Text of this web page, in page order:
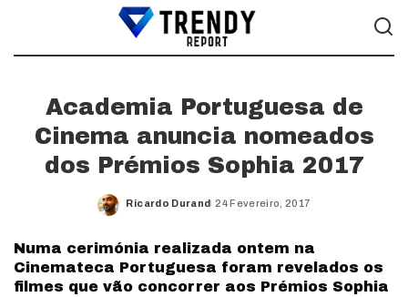
Academia Portuguesa de
Cinema anuncia nomeados
dos Prémios Sophia 2017
Posted
Ricardo Durand 24 Fevereiro, 2017
Numa cerimónia realizada ontem na
Cinemateca Portuguesa foram revelados os
filmes que vão concorrer aos Prémios Sophia